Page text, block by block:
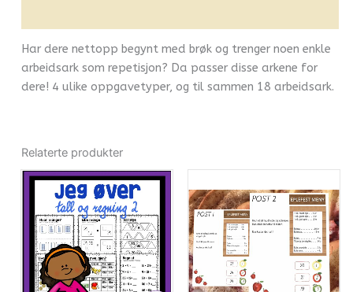
Har dere nettopp begynt med brøk og trenger noen enkle
arbeidsark som repetisjon? Da passer disse arkene for
dere! 4 ulike oppgavetyper, og til sammen 18 arbeidsark.
Relaterte produkter